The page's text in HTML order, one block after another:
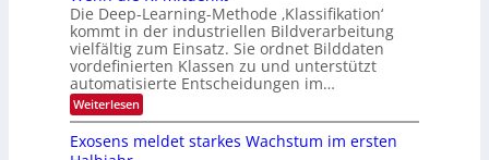
N
T
e
c
h
T
a
n
a
u
f
d
e
r
V
n
g
z
u
E
l
e
Die Deep-Learning-Methode ‚Klassifikation‘
kommt in der industriellen Bildverarbeitung
vielfältig zum Einsatz. Sie ordnet Bilddaten
vordefinierten Klassen zu und unterstützt
automatisierte Entscheidungen im…
Weiterlesen:
W
n
Exosens meldet starkes Wachstum im ersten